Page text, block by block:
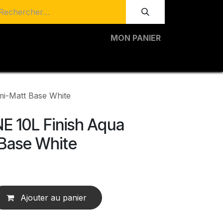
MON PANIER
Matt Base White
10L Finish Aqua
White
Ajouter au panier